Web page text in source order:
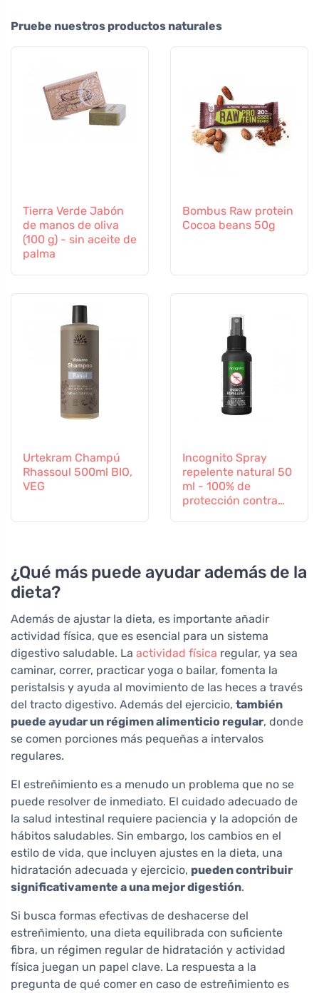
Pruebe nuestros productos naturales
Tierra Verde Jabón
de manos de oliva
(100 g) - sin aceite de
palma
Bombus Raw protein
Cocoa beans 50g
Urtekram Champú
Rhassoul 500ml BIO,
VEG
Incognito Spray
repelente natural 50
ml - 100% de
protección contra
¿Qué más puede ayudar además de la
dieta?
Además de ajustar la dieta, es importante añadir
actividad física, que es esencial para un sistema
digestivo saludable. La actividad física regular, ya sea
caminar, correr, practicar yoga o bailar, fomenta la
peristalsis y ayuda al movimiento de las heces a través
del tracto digestivo. Además del ejercicio, también
puede ayudar un régimen alimenticio regular, donde
se comen porciones más pequeñas a intervalos
regulares.
El estreñimiento es a menudo un problema que no se
puede resolver de inmediato. El cuidado adecuado de
la salud intestinal requiere paciencia y la adopción de
hábitos saludables. Sin embargo, los cambios en el
estilo de vida, que incluyen ajustes en la dieta, una
hidratación adecuada y ejercicio, pueden contribuir
significativamente a una mejor digestión.
Si busca formas efectivas de deshacerse del
estreñimiento, una dieta equilibrada con suficiente
fibra, un régimen regular de hidratación y actividad
física juegan un papel clave. La respuesta a la
pregunta de qué comer en caso de estreñimiento es